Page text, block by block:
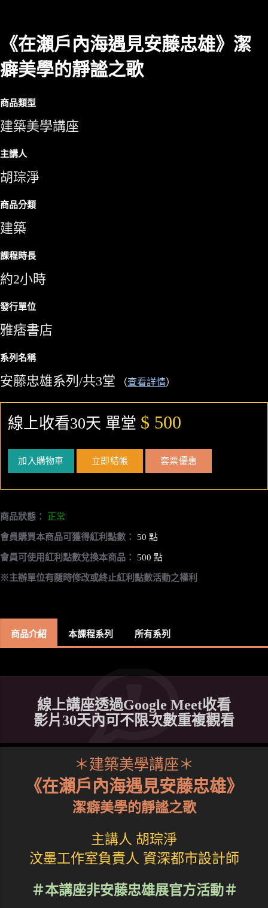
《在瀨戶內海遇見安藤忠雄》潔
癖美學的靜謐之歌
商品類型
建築美學講座
主講人
胡琮淨
商品分類
建築
課程時長
約2小時
發行單位
雅痞書店
系列名稱
安藤忠雄系列/共3堂 （查看詳情）
線上收看30天 單堂 $ 500
加入購物車 立即結帳 套票優惠
商品狀態： 正常
會員購買本商品可獲得紅利點數： 50 點
會員可使用紅利點數兌換本商品： 500 點
※主辦單位有隨時修改或終止紅利點數活動之權利
商品介紹 本課程系列 所有系列
線上講座透過Google Meet收看
影片30天內可不限次數重複觀看
＊建築美學講座＊
《在瀨戶內海遇見安藤忠雄》
潔癖美學的靜謐之歌
主講人 胡琮淨
汶墨工作室負責人 資深都市設計師
＃本講座非安藤忠雄展官方活動＃